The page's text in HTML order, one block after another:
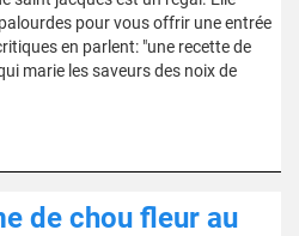
pour vous offrir une entrée
en parlent: "une recette de
marie les saveurs des noix de
de chou fleur au